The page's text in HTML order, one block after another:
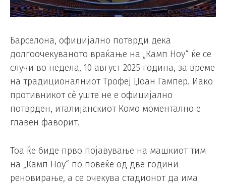
Барселона, официјално потврди дека
долгоочекуваното враќање на „Камп Ноу“ ќе се
случи во недела, 10 август 2025 година, за време
на традиционалниот Трофеј Џоан Гампер. Иако
противникот сè уште не е официјално
потврден, италијанскиот Комо моментално е
главен фаворит.
Тоа ќе биде прво појавување на машкиот тим
на „Камп Ноу“ по повеќе од две години
реновирање, а се очекува стадионот да има